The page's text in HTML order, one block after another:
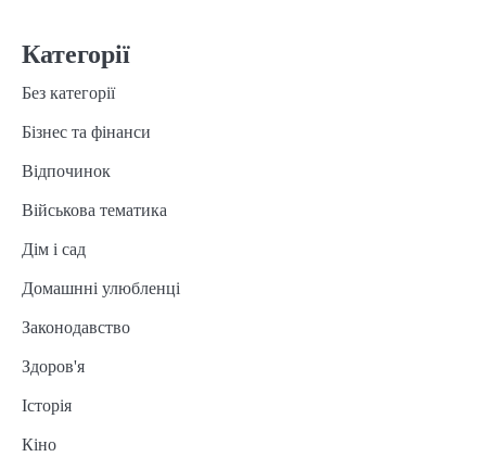
Категорії
Без категорії
Бізнес та фінанси
Відпочинок
Військова тематика
Дім і сад
Домашнні улюбленці
Законодавство
Здоров'я
Історія
Кіно